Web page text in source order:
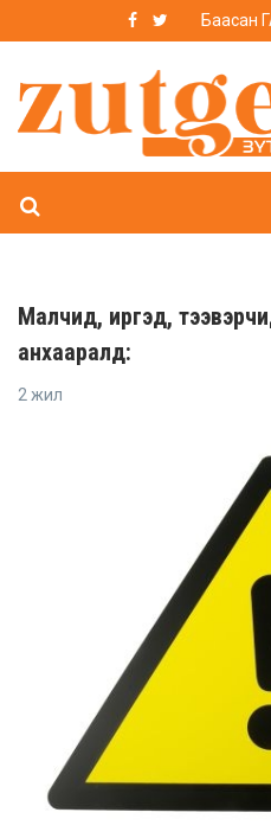
Баасан
Малчид, иргэд,
анхааралд:
2 жил